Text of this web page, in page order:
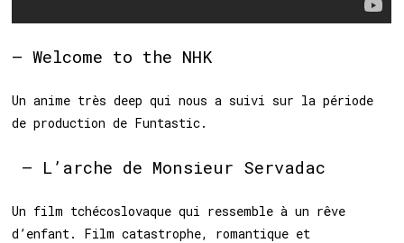
– Welcome to the NHK
Un anime très deep qui nous a suivi sur la période
de production de Funtastic.
– L’arche de Monsieur Servadac
Un film tchécoslovaque qui ressemble à un rêve
d’enfant. Film catastrophe, romantique et